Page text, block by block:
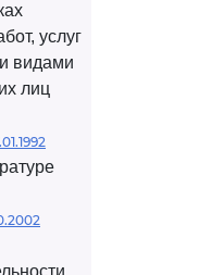
услуг
видами
лиц